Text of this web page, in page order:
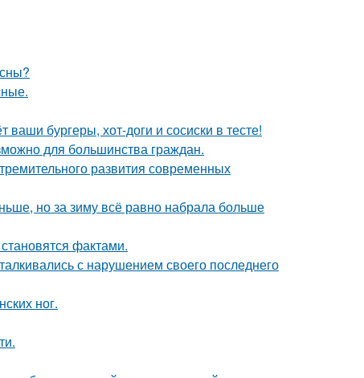
бургеры, хот-доги и сосиски в тесте!
для большинства граждан.
развития современных
но за зиму всё равно набрала больше
фактами.
с нарушением своего последнего
ног.